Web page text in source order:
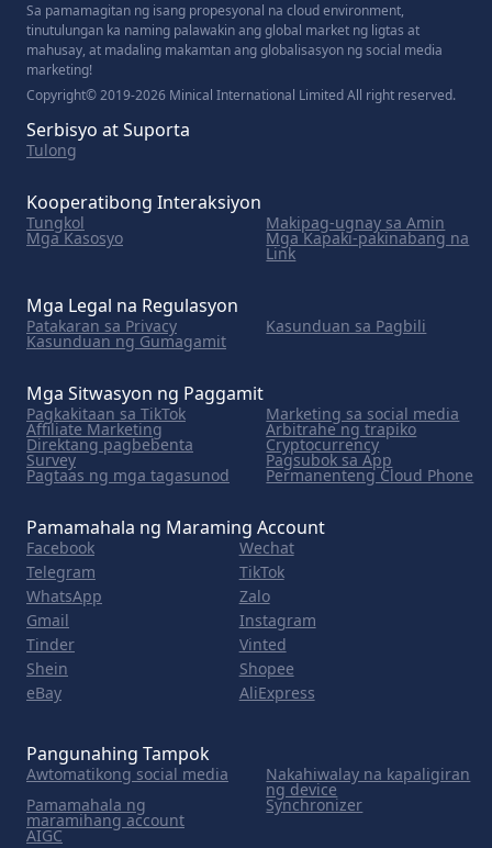
Sa pamamagitan ng isang propesyonal na cloud environment,
tinutulungan ka naming palawakin ang global market ng ligtas at
mahusay, at madaling makamtan ang globalisasyon ng social media
marketing!
Copyright© 2019-2026 Minical International Limited All right reserved.
Serbisyo at Suporta
Tulong
Kooperatibong Interaksiyon
Tungkol Makipag-ugnay sa Amin
Mga Kasosyo Mga Kapaki-pakinabang na
Link
Mga Legal na Regulasyon
Patakaran sa Privacy Kasunduan sa Pagbili
Kasunduan ng Gumagamit
Mga Sitwasyon ng Paggamit
Pagkakitaan sa TikTok Marketing sa social media
Affiliate Marketing Arbitrahe ng trapiko
Direktang pagbebenta Cryptocurrency
Survey Pagsubok sa App
Pagtaas ng mga tagasunod Permanenteng Cloud Phone
Pamamahala ng Maraming Account
Facebook
Wechat
Telegram
TikTok
WhatsApp
Zalo
Gmail
Instagram
Tinder
Vinted
Shein
Shopee
eBay
AliExpress
Pangunahing Tampok
Awtomatikong social media Nakahiwalay na kapaligiran
ng device
Pamamahala ng
maramihang account
Synchronizer
AIGC